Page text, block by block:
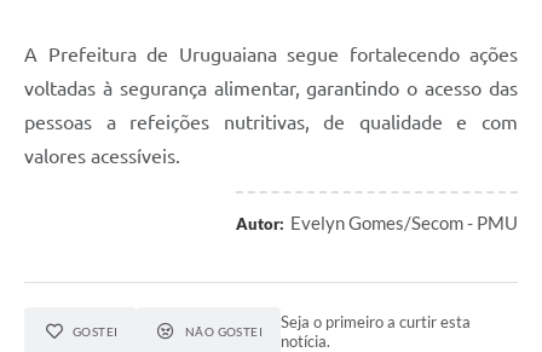
A Prefeitura de Uruguaiana segue fortalecendo ações
voltadas à segurança alimentar, garantindo o acesso das
pessoas a refeições nutritivas, de qualidade e com
valores acessíveis.
Autor: Evelyn Gomes/Secom - PMU
GOSTEI NÃO GOSTEI
Seja o primeiro a curtir esta
notícia.